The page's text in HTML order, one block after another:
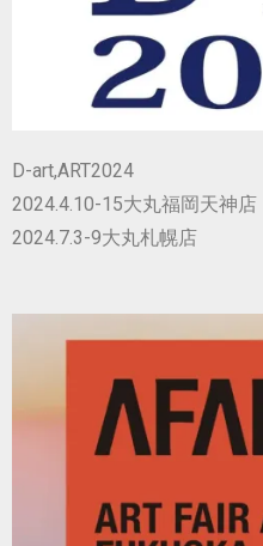
D-art,ART2024
2024.4.10-15大丸福岡天神店
2024.7.3-9大丸札幌店